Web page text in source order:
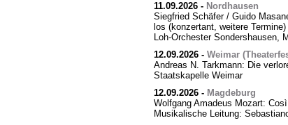
11.09.2026- Nordhausen
Siegfried Schäfer / Guido
los (konzertant, weitere Termine)
Loh-Orchester Sondershausen,
12.09.2026- Weimar
Andreas N. Tarkmann: Die
Staatskapelle Weimar
12.09.2026- Magdeburg
Wolfgang Amadeus Mozart:
Musikalische Leitung: